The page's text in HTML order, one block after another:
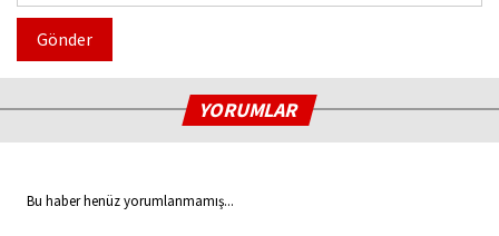
Gönder
YORUMLAR
Bu haber henüz yorumlanmamış...